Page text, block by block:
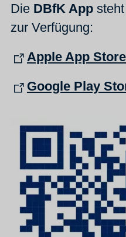
Die DBfK App
zur Verfügung:
Apple App Store
Google Play